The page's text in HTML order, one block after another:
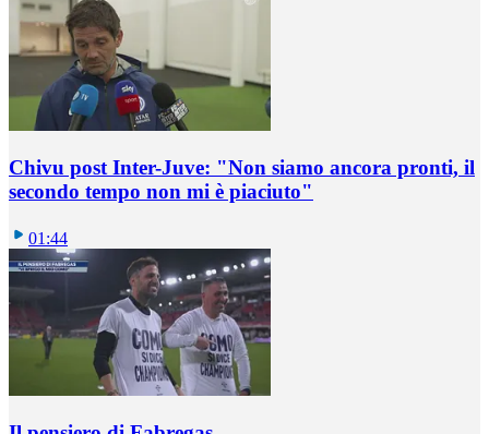
Chivu post Inter-Juve: "Non siamo ancora pronti, il
secondo tempo non mi è piaciuto"
01:44